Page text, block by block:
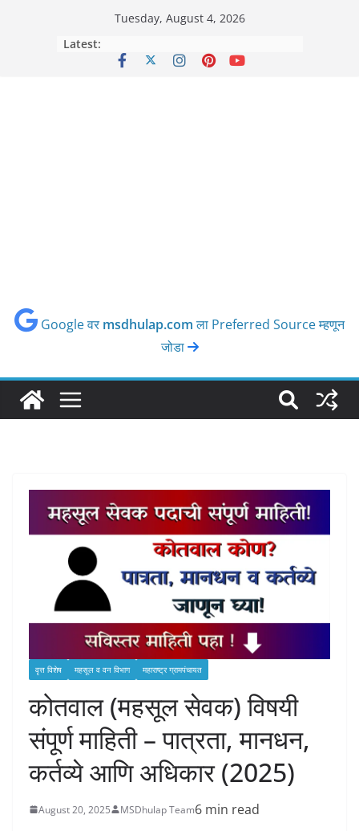
Tuesday, August 4, 2026
Latest:
Google वर msdhulap.comला Preferred Source म्हणून
जोडा
वृत्त विशेष महसूल व वन विभाग महाराष्ट्र ग्रामपंचायत
कोतवाल (महसूल सेवक) विषयी
संपूर्ण माहिती – पात्रता, मानधन,
कर्तव्ये आणि अधिकार (2025)
August 20, 2025 MSDhulap Team6 min read